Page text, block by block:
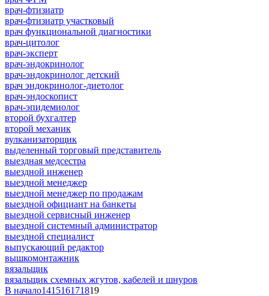
врач-фтизиатр
врач-фтизиатр участковый
врач функциональной диагностики
врач-цитолог
врач-эксперт
врач-эндокринолог
врач-эндокринолог детский
врач эндокринолог-диетолог
врач-эндоскопист
врач-эпидемиолог
второй бухгалтер
второй механик
вулканизаторщик
выделенный торговый представитель
выездная медсестра
выездной инженер
выездной менеджер
выездной менеджер по продажам
выездной официант на банкеты
выездной сервисный инженер
выездной системный администратор
выездной специалист
выпускающий редактор
вышкомонтажник
вязальщик
вязальщик схемных жгутов, кабелей и шнуров
В начало141516171819